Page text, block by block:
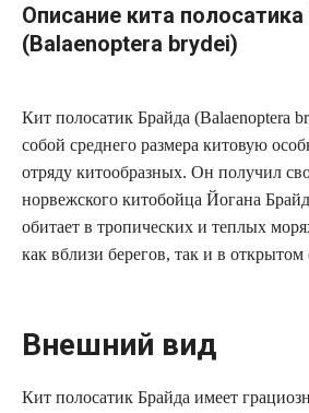
Описание кита
(Balaenoptera brydei)
Кит полосатик Брайда (Balaenoptera
собой среднего размера китовую
отряду китообразных. Он получил
норвежского китобойца Йогана
обитает в тропических и теплых
как вблизи берегов, так и в открытом
Внешний вид
Кит полосатик Брайда имеет